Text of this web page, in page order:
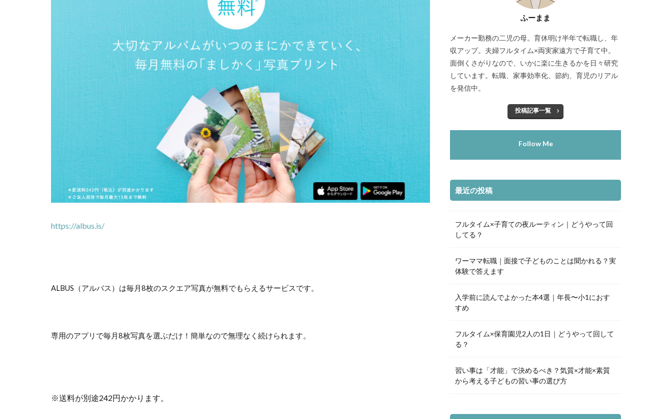
https://albus.is/
ALBUS（アルバス）は毎月8枚のスクエア写真が無料でもらえるサービスです。
専用のアプリで毎月8枚写真を選ぶだけ！簡単なので無理なく続けられます。
※送料が別途242円かかります。
ふーまま
メーカー勤務の二児の母。育休明け半年で転職し、年
収アップ。夫婦フルタイム×両実家遠方で子育て中。
面倒くさがりなので、いかに楽に生きるかを日々研究
しています。転職、家事効率化、節約、育児のリアル
を発信中。
投稿記事一覧
Follow Me
最近の投稿
フルタイム×子育ての夜ルーティン｜どうやって回
してる？
ワーママ転職｜面接で子どものことは聞かれる？実
体験で答えます
入学前に読んでよかった本4選｜年長〜小1におす
すめ
フルタイム×保育園児2人の1日｜どうやって回して
る？
習い事は「才能」で決めるべき？気質×才能×素質
から考える子どもの習い事の選び方